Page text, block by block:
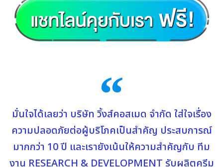
มั่นใจได้เลยว่า บริษัท วิ้งส์คอสเมด จำกัด ใส่ใจเรื่อง
ความปลอดภัยต่อผู้บริโภคเป็นสำคัญ ประสบการณ์
มากกว่า 10 ปี และเรายังเน้นให้ความสำคัญกับ ทีม
งาน RESEARCH & DEVELOPMENT รับผลิตครีม